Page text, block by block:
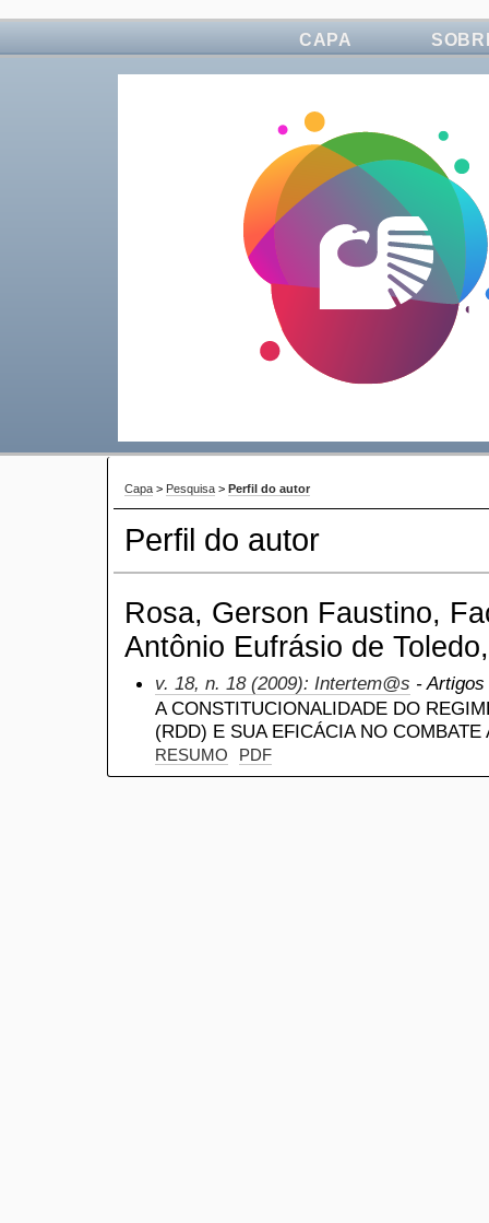
CAPA
Capa > Pesquisa > Perfil do autor
Perfil do autor
Rosa, Gerson Faustino,
Antônio Eufrásio de
v. 18, n. 18 (2009): Intertem@s - Artigos
A CONSTITUCIONALIDADE DO
(RDD) E SUA EFICÁCIA NO
RESUMO PDF